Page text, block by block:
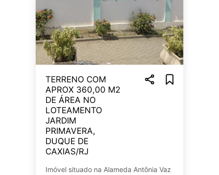
TERRENO COM
APROX 360,00 M2
DE ÁREA NO
LOTEAMENTO
JARDIM
PRIMAVERA,
DUQUE DE
CAXIAS/RJ
Imóvel situado na Alameda Antônia Vaz